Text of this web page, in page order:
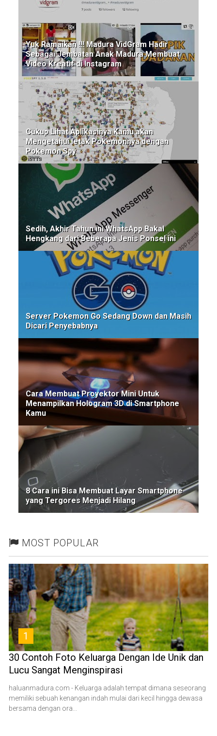
Yuk Ramaikan !!! Madura VidGram Hadir
Sebagai Jembatan Anak Madura Membuat
Video Kreatif di Instagram
Cukup Lihat Aplikasinya Kamu akan
Mengetahui letak Pokemonnya dengan
Pokemon Spy
Sedih, Akhir Tahun ini WhatsApp Bakal
Hengkang dari Beberapa Jenis Ponsel ini
Server Pokemon Go Sedang Down dan Masih
Dicari Penyebabnya
Cara Membuat Proyektor Mini Untuk
Menampilkan Hologram 3D di Smartphone
Kamu
8 Cara ini Bisa Membuat Layar Smartphone
yang Tergores Menjadi Hilang
MOST POPULAR
1
30 Contoh Foto Keluarga Dengan Ide Unik dan
Lucu Sangat Menginspirasi
haluanmadura.com - Keluarga adalah tempat dimana seseorang
memiliki sebuah kenangan indah mulai dari kecil hingga dewasa
bersama dengan ora...